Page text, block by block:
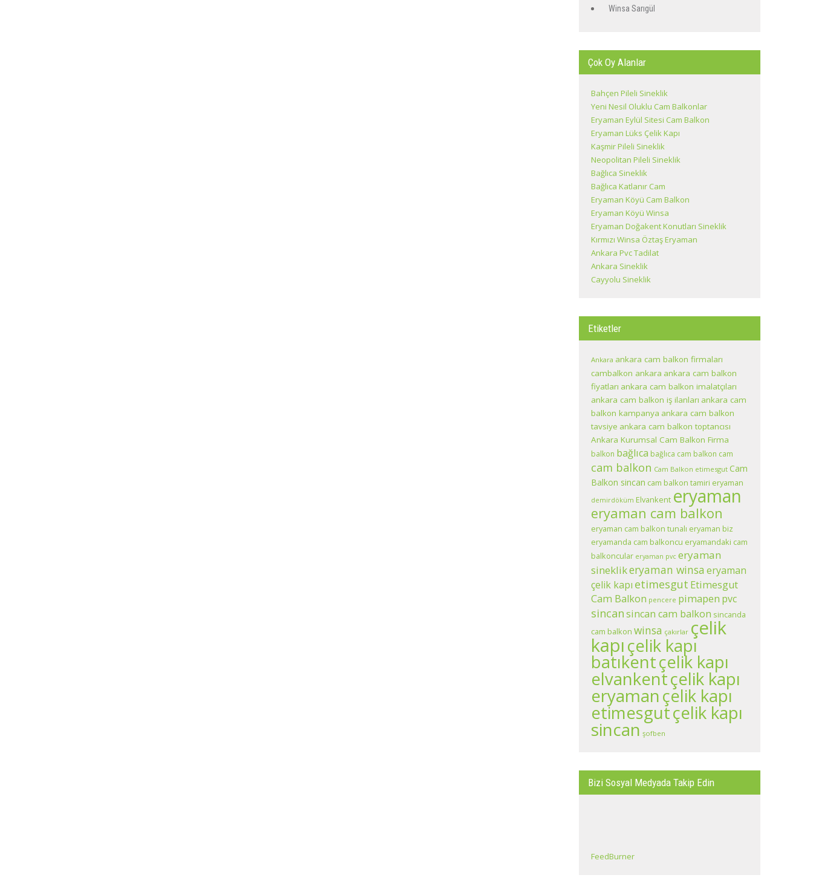
Winsa Sarıgül
Çok Oy Alanlar
Bahçen Pileli Sineklik
Yeni Nesil Oluklu Cam Balkonlar
Eryaman Eylül Sitesi Cam Balkon
Eryaman Lüks Çelik Kapı
Kaşmir Pileli Sineklik
Neopolitan Pileli Sineklik
Bağlıca Sineklik
Bağlıca Katlanır Cam
Eryaman Köyü Cam Balkon
Eryaman Köyü Winsa
Eryaman Doğakent Konutları Sineklik
Kırmızı Winsa Öztaş Eryaman
Ankara Pvc Tadilat
Ankara Sineklik
Cayyolu Sineklik
Etiketler
Ankara ankara cam balkon firmaları
cambalkon ankara ankara cam balkon
fiyatları ankara cam balkon imalatçıları
ankara cam balkon iş ilanları ankara cam
balkon kampanya ankara cam balkon
tavsiye ankara cam balkon toptancısı
Ankara Kurumsal Cam Balkon Firma
balkon bağlıca bağlıca cam balkon cam
cam balkon Cam Balkon etimesgut Cam
Balkon sincan cam balkon tamiri eryaman
demirdöküm Elvankent eryaman
eryaman cam balkon
eryaman cam balkon tunalı eryaman biz
eryamanda cam balkoncu eryamandaki cam
balkoncular eryaman pvc eryaman
sineklikeryaman winsa eryaman
çelik kapı etimesgut Etimesgut
Cam Balkon pencere pimapen pvc
sincansincan cam balkon sincanda
cam balkon winsa çakırlar çelik
kapıçelik kapı
batıkentçelik kapı
elvankentçelik kapı
eryamançelik kapı
etimesgutçelik kapı
sincan şofben
Bizi Sosyal Medyada Takip Edin
FeedBurner